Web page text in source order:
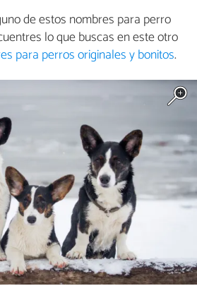
de estos nombres para perro
lo que buscas en este otro
para perros originales y bonitos.